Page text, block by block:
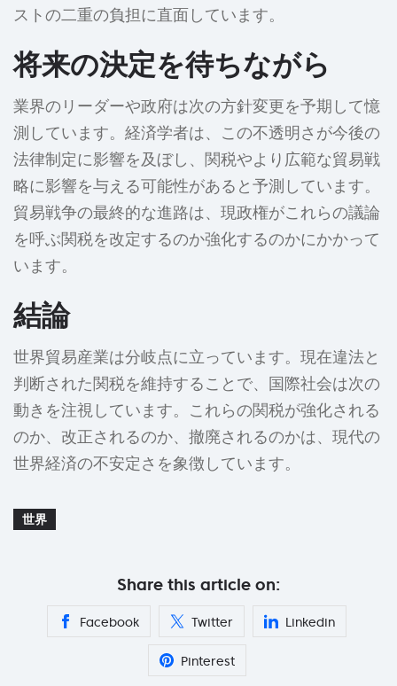
ストの二重の負担に直面しています。
将来の決定を待ちながら
業界のリーダーや政府は次の方針変更を予期して憶
測しています。経済学者は、この不透明さが今後の
法律制定に影響を及ぼし、関税やより広範な貿易戦
略に影響を与える可能性があると予測しています。
貿易戦争の最終的な進路は、現政権がこれらの議論
を呼ぶ関税を改定するのか強化するのかにかかって
います。
結論
世界貿易産業は分岐点に立っています。現在違法と
判断された関税を維持することで、国際社会は次の
動きを注視しています。これらの関税が強化される
のか、改正されるのか、撤廃されるのかは、現代の
世界経済の不安定さを象徴しています。
世界
Share this article on:
Facebook Twitter Linkedin
Pinterest